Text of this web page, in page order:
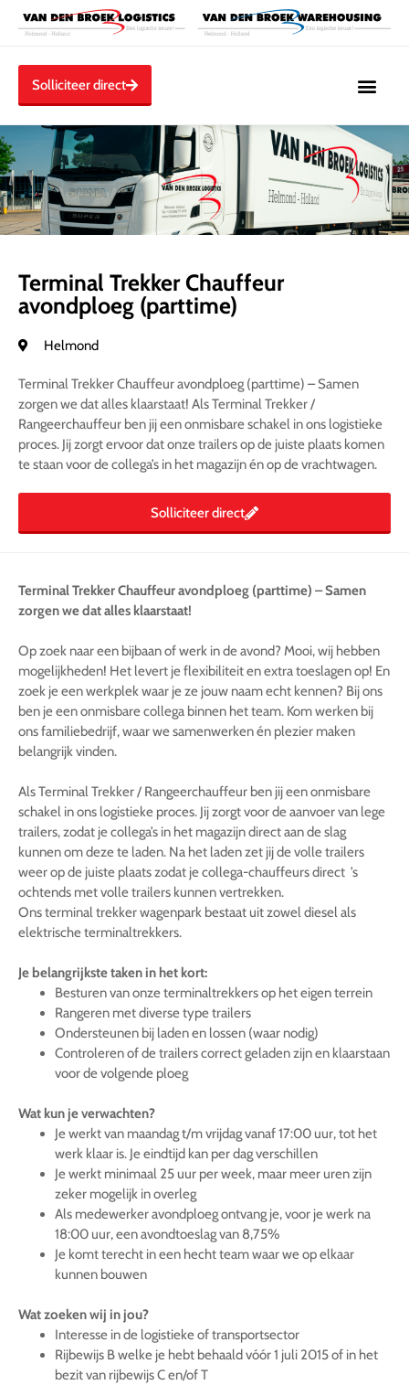
Solliciteer direct
Terminal Trekker Chauffeur
avondploeg (parttime)
Helmond
Terminal Trekker Chauffeur avondploeg (parttime) – Samen
zorgen we dat alles klaarstaat! Als Terminal Trekker /
Rangeerchauffeur ben jij een onmisbare schakel in ons logistieke
proces. Jij zorgt ervoor dat onze trailers op de juiste plaats komen
te staan voor de collega’s in het magazijn én op de vrachtwagen.
Solliciteer direct
Terminal Trekker Chauffeur avondploeg (parttime) – Samen
zorgen we dat alles klaarstaat!
Op zoek naar een bijbaan of werk in de avond? Mooi, wij hebben
mogelijkheden! Het levert je flexibiliteit en extra toeslagen op! En
zoek je een werkplek waar je ze jouw naam echt kennen? Bij ons
ben je een onmisbare collega binnen het team. Kom werken bij
ons familiebedrijf, waar we samenwerken én plezier maken
belangrijk vinden.
Als Terminal Trekker / Rangeerchauffeur ben jij een onmisbare
schakel in ons logistieke proces. Jij zorgt voor de aanvoer van lege
trailers, zodat je collega’s in het magazijn direct aan de slag
kunnen om deze te laden. Na het laden zet jij de volle trailers
weer op de juiste plaats zodat je collega-chauffeurs direct ’s
ochtends met volle trailers kunnen vertrekken.
Ons terminal trekker wagenpark bestaat uit zowel diesel als
elektrische terminaltrekkers.
Je belangrijkste taken in het kort:
Besturen van onze terminaltrekkers op het eigen terrein
Rangeren met diverse type trailers
Ondersteunen bij laden en lossen (waar nodig)
Controleren of de trailers correct geladen zijn en klaarstaan
voor de volgende ploeg
Wat kun je verwachten?
Je werkt van maandag t/m vrijdag vanaf 17:00 uur, tot het
werk klaar is. Je eindtijd kan per dag verschillen
Je werkt minimaal 25 uur per week, maar meer uren zijn
zeker mogelijk in overleg
Als medewerker avondploeg ontvang je, voor je werk na
18:00 uur, een avondtoeslag van 8,75%
Je komt terecht in een hecht team waar we op elkaar
kunnen bouwen
Wat zoeken wij in jou?
Interesse in de logistieke of transportsector
Rijbewijs B welke je hebt behaald vóór 1 juli 2015 of in het
bezit van rijbewijs C en/of T